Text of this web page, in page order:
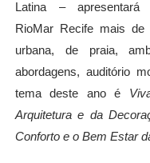
Latina –apresentar
RioMar
Recifemais de
urbana, de praia,
abordagens, auditório
tema deste anoé
Arquitetura e da
Conforto e o Bem Estar